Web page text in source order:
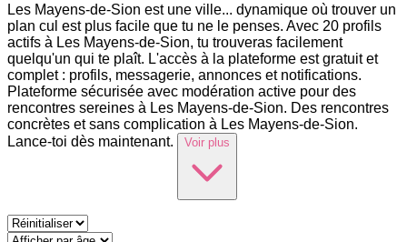
Les Mayens-de-Sion est une ville... dynamique où trouver un
plan cul est plus facile que tu ne le penses. Avec 20 profils
actifs à Les Mayens-de-Sion, tu trouveras facilement
quelqu'un qui te plaît. L'accès à la plateforme est gratuit et
complet : profils, messagerie, annonces et notifications.
Plateforme sécurisée avec modération active pour des
rencontres sereines à Les Mayens-de-Sion. Des rencontres
concrètes et sans complication à Les Mayens-de-Sion.
Lance-toi dès maintenant.
Voir plus